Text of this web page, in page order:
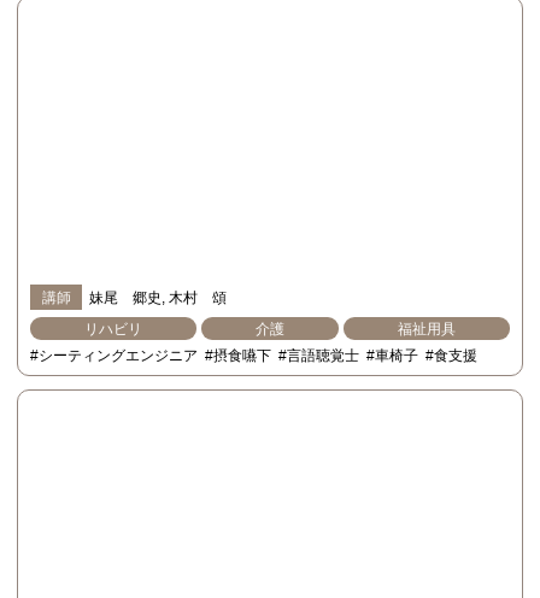
講師 妹尾 郷史
木村 頌
リハビリ
介護
福祉用具
#シーティングエンジニア #摂食嚥下 #言語聴覚士 #車椅子 #食支援